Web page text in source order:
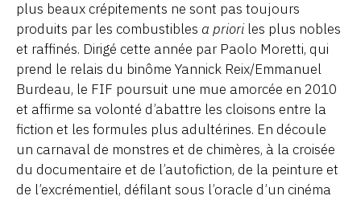
plus beaux crépitements ne sont pas toujours
produits par les combustibles a prioriles plus nobles
et raffinés. Dirigé cette année par Paolo Moretti, qui
prend le relais du binôme Yannick Reix/Emmanuel
Burdeau, le FIF poursuit une mue amorcée en 2010
et affirme sa volonté d’abattre les cloisons entre la
fiction et les formules plus adultérines. En découle
un carnaval de monstres et de chimères, à la croisée
du documentaire et de l’autofiction, de la peinture et
de l’excrémentiel, défilant sous l’oracle d’un cinéma